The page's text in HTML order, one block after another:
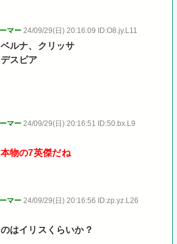
マー 24/09/29(日) 20:16:09 ID:O8.jy.L11
ルナ、クリッサ
スピア
マー 24/09/29(日) 20:16:51 ID:50.bx.L9
物の7英傑だね
マー 24/09/29(日) 20:16:56 ID:zp.yz.L26
はイリスくらいか？